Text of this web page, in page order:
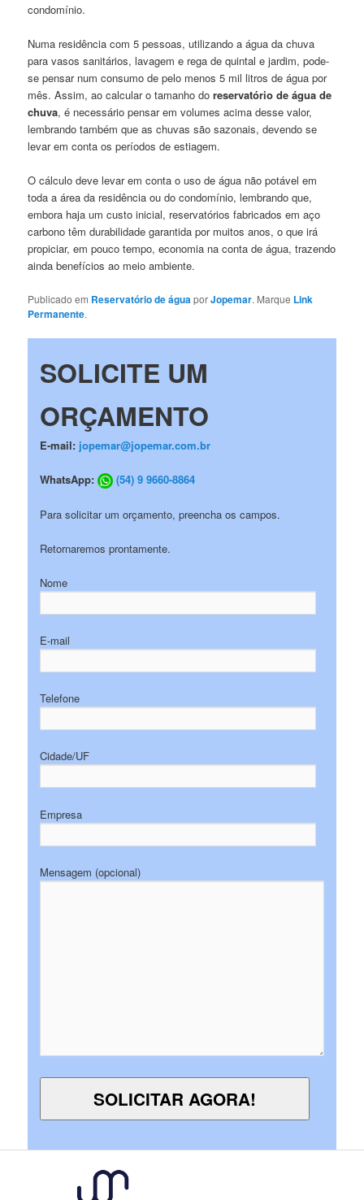
condomínio.
Numa residência com 5 pessoas, utilizando a água da chuva
para vasos sanitários, lavagem e rega de quintal e jardim, pode-
se pensar num consumo de pelo menos 5 mil litros de água por
mês. Assim, ao calcular o tamanho doreservatório de água de
chuva, é necessário pensar em volumes acima desse valor,
lembrando também que as chuvas são sazonais, devendo se
levar em conta os períodos de estiagem.
O cálculo deve levar em conta o uso de água não potável em
toda a área da residência ou do condomínio, lembrando que,
embora haja um custo inicial, reservatórios fabricados em aço
carbono têm durabilidade garantida por muitos anos, o que irá
propiciar, em pouco tempo, economia na conta de água, trazendo
ainda benefícios ao meio ambiente.
Publicado em Reservatório de água porJopemar. Marque Link
Permanente.
SOLICITE UM
ORÇAMENTO
E-mail: jopemar@jopemar.com.br
WhatsApp: (54) 9 9660-8864
Para solicitar um orçamento, preencha os campos.
Retornaremos prontamente.
Nome
E-mail
Telefone
Cidade/UF
Empresa
Mensagem (opcional)